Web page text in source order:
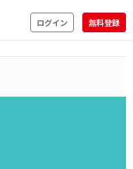
ログイン 無料登録